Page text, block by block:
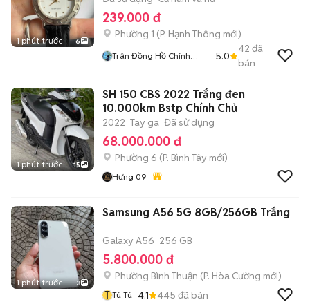
1 phút trước 6
239.000 đ
Phường 1 (P. Hạnh Thông mới)
Trân Đồng Hồ Chính
5.0
42 đã
bán
1 phút trước 15
SH 150 CBS 2022 Trắng đen
10.000km Bstp Chính Chủ
2022 Tay ga Đã sử dụng
68.000.000 đ
Phường 6 (P. Bình Tây mới)
Hưng 09
1 phút trước 3
Samsung A56 5G 8GB/256GB Trắng
Galaxy A56 256 GB
5.800.000 đ
Phường Bình Thuận (P. Hòa Cường mới)
T Tú Tú 4.1 445 đã bán